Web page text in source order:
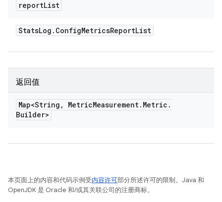
reportList
StatsLog . ConfigMetricsReportList
返回值
Map<String , MetricMeasurement. Metric .
Builder>
本页面上的内容和代码示例受内容许可部分所述许可的限制。Java 和
OpenJDK 是 Oracle 和/或其关联公司的注册商标。